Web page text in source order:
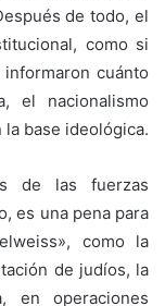
de todo, el
como si
cuánto
el nacionalismo
base ideológica.
de las fuerzas
es una pena para
como la
de judíos, la
en operaciones